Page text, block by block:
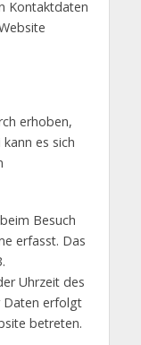
Kontaktdaten
erhoben,
es sich
Besuch
erfasst. Das
Uhrzeit des
Daten erfolgt
betreten.